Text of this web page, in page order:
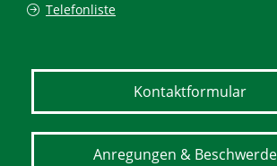
Telefonliste
Kontaktformular
Anregungen &